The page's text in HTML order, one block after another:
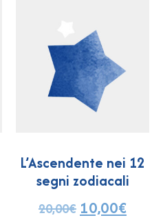
L’Ascendente nei 12
segni zodiacali
20,00€ 10,00€